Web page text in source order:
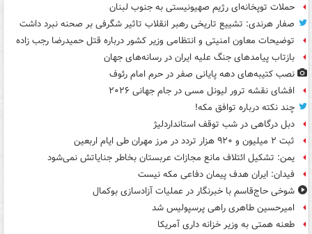
حملات توپخانه‌ای رژیم صهیونیستی به جنوب لبنان
صفار هرندی: تشییع تاریخی رهبر انقلاب تاثیر شگرفی بر صحنه نبرد داشت
توضیحات معاون امنیتی و انتظامی وزیر کشور درباره قتل حمیدرضا رجب زاده
بازتاب پیامدهای جنگ علیه ایران در رسانه‌های جهان
نصب کتیبه‌های دهه پایانی صفر در حرم امام رئوف
افشای نقشه ترور لیونل مسی در جام جهانی ۲۰۲۶
چند نکته درباره توافق مکه!
دبل درگاهی در شب توقف استانداردلیژ
ثبت ۲ میلیون و ۹۲۰ هزار تردد در مرز مهران طی ایام اربعین
یمن: تشکیل ائتلاف مانع مجازات عربستان بخاطر جنایاتش نمی‌شود
فیدان: ایران هدف پیمان دفاعی مکه نیست
شوخی حاج‌قاسم با خبرنگار در عملیات آزادسازی بوکمال
امیرحسین طاهری راهی پرسپولیس شد
طعنه همتی به وزیر خزانه داری آمریکا